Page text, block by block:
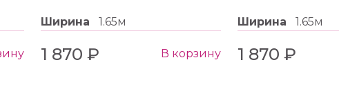
Ширина 1.65м
1 870 ₽ В корзину
Ширина 1.65м
1 870 ₽